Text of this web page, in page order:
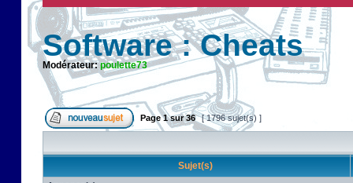
Software : Cheats
Modérateur:poulette73
Page1sur36 [ 1796 sujet(s) ]
Sujet(s)